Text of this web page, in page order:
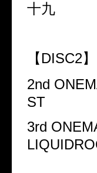
十九
【 DISC2】
2nd
ST
3rd